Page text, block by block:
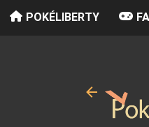
POKÉLIBERTY